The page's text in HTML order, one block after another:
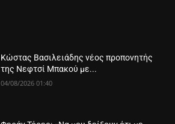
Κώστας Βασιλειάδης νέος προπονητής
της Νεφτσί Μπακού με...
04/08/2026 01:40